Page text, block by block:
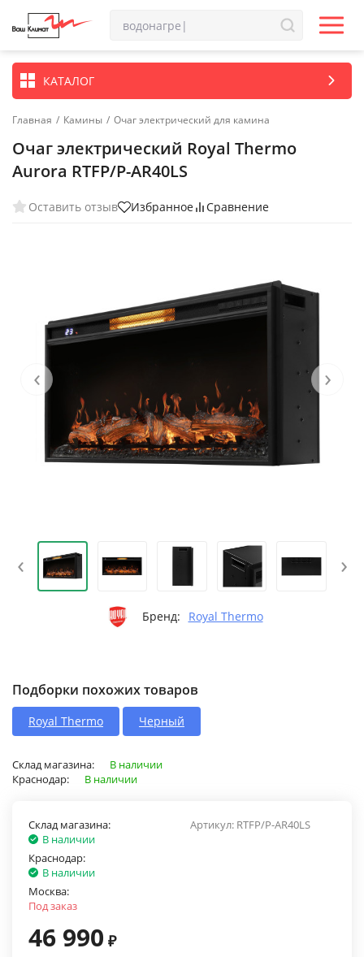
КАТАЛОГ
Главная / Камины / Очаг электрический для камина
Очаг электрический Royal Thermo
Aurora RTFP/P-AR40LS
Оставить отзыв Избранное Сравнение
‹ ›
‹ ›
Бренд: Royal Thermo
Подборки похожих товаров
Royal Thermo Черный
Склад магазина:
В наличии
Краснодар:
В наличии
Артикул: RTFP/P-AR40LS
Склад магазина:
В наличии
Краснодар:
В наличии
Москва:
Под заказ
46 990 ₽